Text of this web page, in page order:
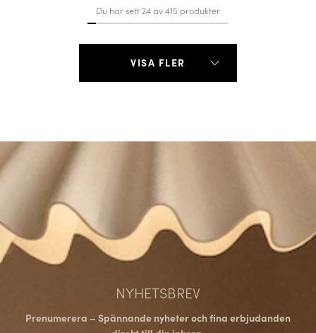
Du har sett 24 av 415 produkter
VISA FLER
NYHETSBREV
Prenumerera – Spännande nyheter och fina erbjudanden